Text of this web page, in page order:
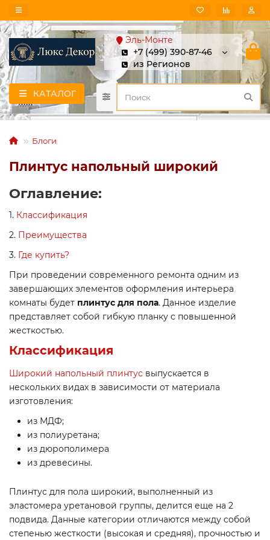
Эль-Монте
+7 (499) 390-87-46
из Регионов
КАТАЛОГ
Блоги
Плинтус напольный широкий
Оглавление:
1. Классификация
2. Преимущества
3. Где купить?
При проведении современного ремонта одним из
завершающих элементов оформления интерьера
комнаты будет плинтус для пола. Данное изделие
представляет собой гибкую планку с повышенной
жесткостью.
Классификация
Широкий напольный плинтус выпускается в
нескольких видах в зависимости от материала
изготовления:
из МДФ;
из полиуретана;
из дюрополимера
из древесины.
Плинтус для пола широкий, выполненный из
эластомера уретановой группы, делится еще на 2
подвида. Данные категории отличаются между собой
степенью жесткости (высокая и средняя), прочностью и